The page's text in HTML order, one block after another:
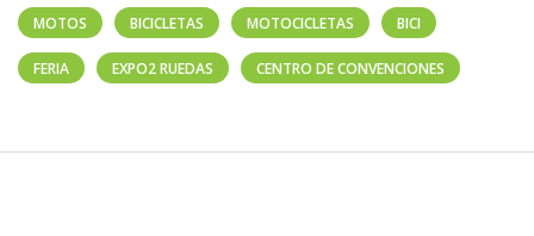
MOTOS BICICLETAS MOTOCICLETAS BICI
FERIA EXPO2 RUEDAS CENTRO DE CONVENCIONES